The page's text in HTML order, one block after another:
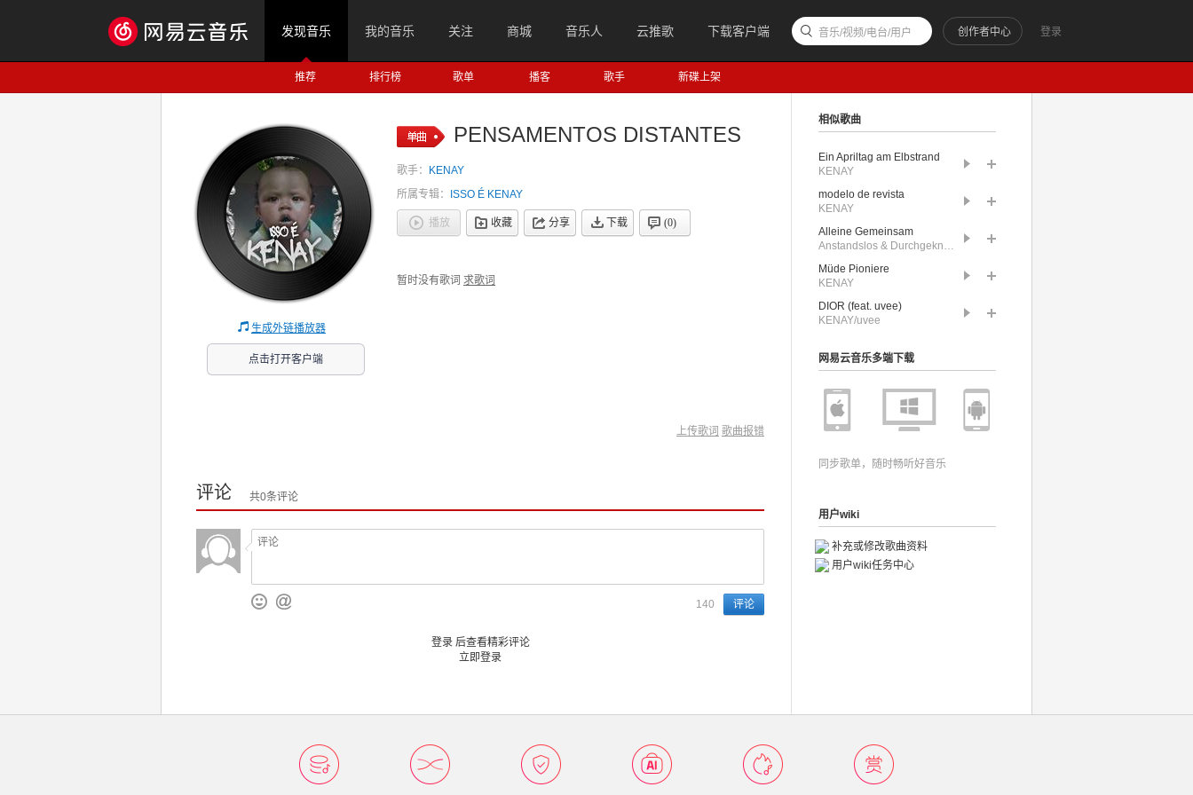
发现音乐 我的音乐 关注 商城 音乐人 云推歌 下载客户端 登录
创作者中心
音乐/视频/电台/用户
推荐 排行榜 歌单 播客 歌手 新碟上架